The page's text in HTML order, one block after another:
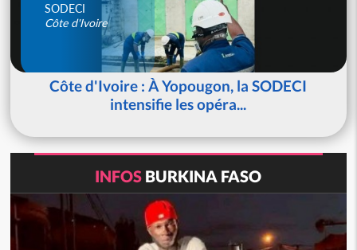
SODECI
Côte d'Ivoire
Côte d'Ivoire : À Yopougon, la SODECI
intensifie les opéra...
INFOS BURKINA FASO